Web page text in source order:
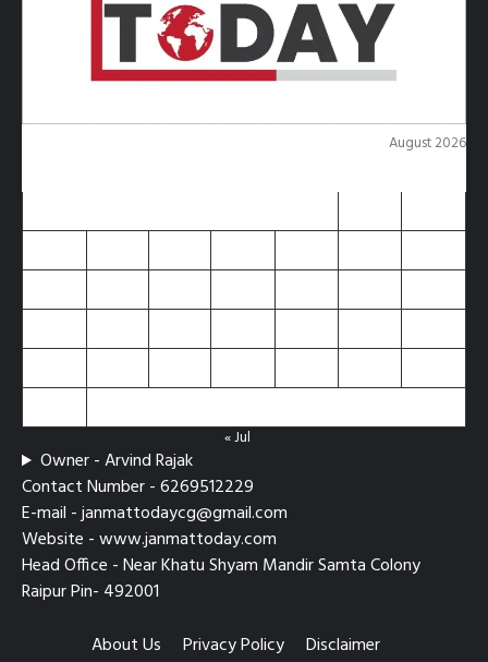
August 2026
« Jul
Owner - Arvind Rajak
Contact Number - 6269512229
E-mail - janmattodaycg@gmail.com
Website - www.janmattoday.com
Head Office - Near Khatu Shyam Mandir Samta Colony
Raipur Pin- 492001
About Us
Privacy Policy Disclaimer